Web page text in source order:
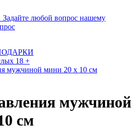
Задайте любой вопрос нашему
18 +
мужчиной мини 20 х 10 см
мужчиной
см